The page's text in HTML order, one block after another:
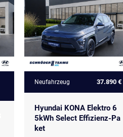
Neufahrzeug 37.890 €
Hyundai KONA Elektro 6
5kWh Select Effizienz-Pa
ket